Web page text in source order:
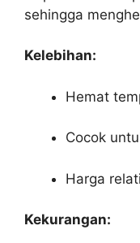
sehingga
Kelebihan:
Hemat
Cocok
Harga
Kekurangan: